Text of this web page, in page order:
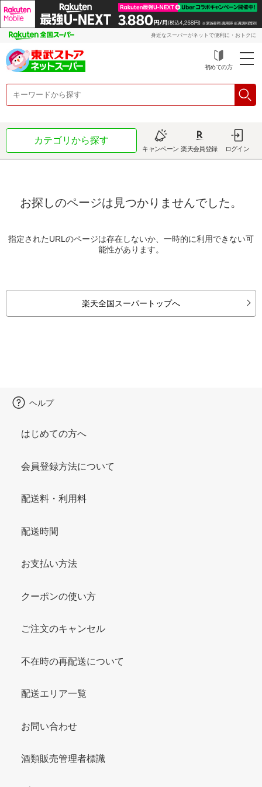
身近なスーパーがネットで便利に・おトクに
初めての方
カテゴリから探す
キャンペーン 楽天会員登録 ログイン
お探しのページは見つかりませんでした。
指定されたURLのページは存在しないか、一時的に利用できない可
能性があります。
楽天全国スーパートップへ
ヘルプ
はじめての方へ
会員登録方法について
配送料・利用料
配送時間
お支払い方法
クーポンの使い方
ご注文のキャンセル
不在時の再配送について
配送エリア一覧
お問い合わせ
酒類販売管理者標識